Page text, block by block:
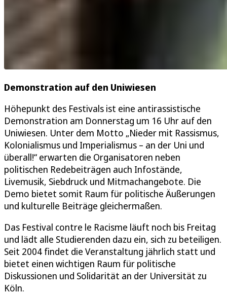
Demonstration auf den Uniwiesen
Höhepunkt des Festivals ist eine antirassistische
Demonstration am Donnerstag um 16 Uhr auf den
Uniwiesen. Unter dem Motto „Nieder mit Rassismus,
Kolonialismus und Imperialismus – an der Uni und
überall!“ erwarten die Organisatoren neben
politischen Redebeiträgen auch Infostände,
Livemusik, Siebdruck und Mitmachangebote. Die
Demo bietet somit Raum für politische Äußerungen
und kulturelle Beiträge gleichermaßen.
Das Festival contre le Racisme läuft noch bis Freitag
und lädt alle Studierenden dazu ein, sich zu beteiligen.
Seit 2004 findet die Veranstaltung jährlich statt und
bietet einen wichtigen Raum für politische
Diskussionen und Solidarität an der Universität zu
Köln.